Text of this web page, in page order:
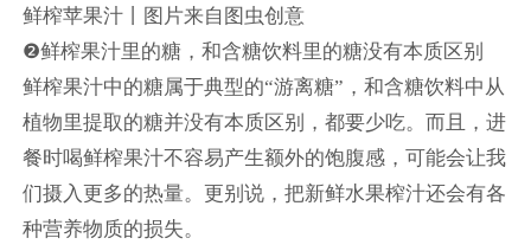
鲜榨苹果汁丨图片来自图虫创意
❷鲜榨果汁里的糖，和含糖饮料里的糖没有本质区别
鲜榨果汁中的糖属于典型的“游离糖”，和含糖饮料中从
植物里提取的糖并没有本质区别，都要少吃。而且，进
餐时喝鲜榨果汁不容易产生额外的饱腹感，可能会让我
们摄入更多的热量。更别说，把新鲜水果榨汁还会有各
种营养物质的损失。